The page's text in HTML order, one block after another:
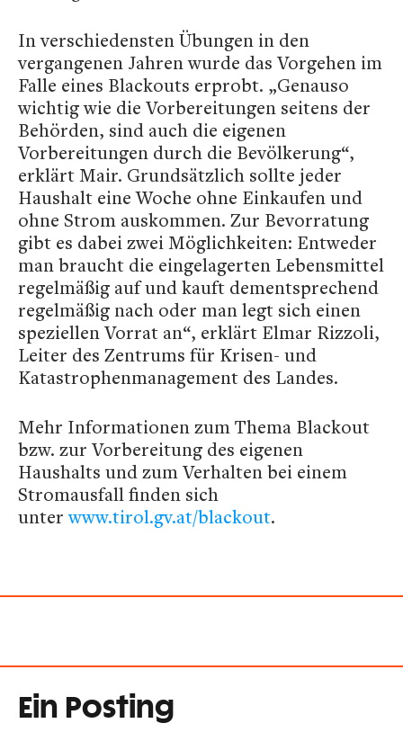
In verschiedensten Übungen in den
vergangenen Jahren wurde das Vorgehen im
Falle eines Blackouts erprobt. „Genauso
wichtig wie die Vorbereitungen seitens der
Behörden, sind auch die eigenen
Vorbereitungen durch die Bevölkerung“,
erklärt Mair. Grundsätzlich sollte jeder
Haushalt eine Woche ohne Einkaufen und
ohne Strom auskommen. Zur Bevorratung
gibt es dabei zwei Möglichkeiten: Entweder
man braucht die eingelagerten Lebensmittel
regelmäßig auf und kauft dementsprechend
regelmäßig nach oder man legt sich einen
speziellen Vorrat an“, erklärt Elmar Rizzoli,
Leiter des Zentrums für Krisen- und
Katastrophenmanagement des Landes.
Mehr Informationen zum Thema Blackout
bzw. zur Vorbereitung des eigenen
Haushalts und zum Verhalten bei einem
Stromausfall finden sich
unterwww.tirol.gv.at/blackout.
Ein Posting